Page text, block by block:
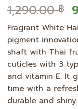
1,290.00฿
Fragrant White
pigment
shaft with Thai
cuticles with 3
and vitamin E. It
time with a
durable and shiny.